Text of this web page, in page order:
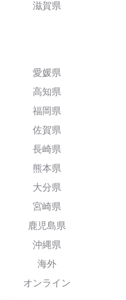
滋賀県
愛媛県
高知県
福岡県
佐賀県
長崎県
熊本県
大分県
宮崎県
鹿児島県
沖縄県
海外
オンライン